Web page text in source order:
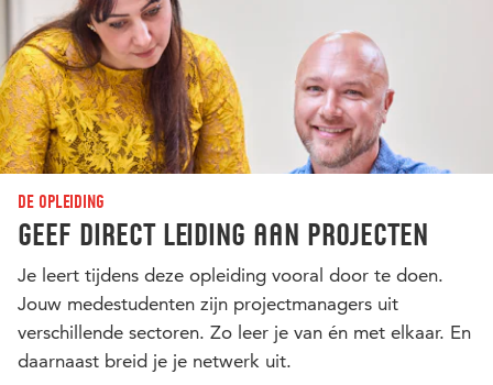
De opleiding
Geef direct leiding aan projecten
Je leert tijdens deze opleiding vooral door te doen.
Jouw medestudenten zijn projectmanagers uit
verschillende sectoren. Zo leer je van én met elkaar. En
daarnaast breid je je netwerk uit.